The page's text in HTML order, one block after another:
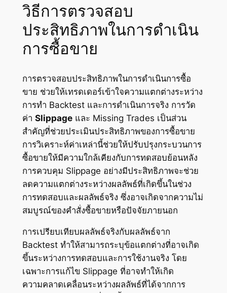
วิธีการตรวจสอบ
ประสิทธิภาพในการดำเนิน
การซื้อขาย
การตรวจสอบประสิทธิภาพในการดำเนินการซื้อ
ขาย ช่วยให้เทรดเดอร์เข้าใจความแตกต่างระหว่าง
การทำ Backtest และการดำเนินการจริง การวัด
ค่า Slippageและ Missing Trades เป็นส่วน
สำคัญที่ช่วยประเมินประสิทธิภาพของการซื้อขาย
การวิเคราะห์ค่าเหล่านี้ช่วยให้ปรับปรุงกระบวนการ
ซื้อขายให้มีความใกล้เคียงกับการทดสอบย้อนหลัง
การควบคุม Slippage อย่างมีประสิทธิภาพจะช่วย
ลดความแตกต่างระหว่างผลลัพธ์ที่เกิดขึ้นในช่วง
การทดสอบและผลลัพธ์จริง ซึ่งอาจเกิดจากความไม่
สมบูรณ์ของคำสั่งซื้อขายหรือปัจจัยภายนอก
การเปรียบเทียบผลลัพธ์จริงกับผลลัพธ์จาก
Backtest ทำให้สามารถระบุข้อแตกต่างที่อาจเกิด
ขึ้นระหว่างการทดสอบและการใช้งานจริง โดย
เฉพาะการแก้ไข Slippage ที่อาจทำให้เกิด
ความคลาดเคลื่อนระหว่างผลลัพธ์ที่ได้จากการ